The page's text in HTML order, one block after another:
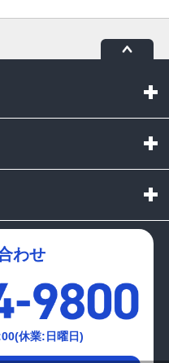
わせ
休業:日曜日)